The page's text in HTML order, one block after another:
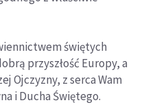
świętych
przyszłość Europy, a
Ojczyzny, z serca Wam
i Ducha Świętego.